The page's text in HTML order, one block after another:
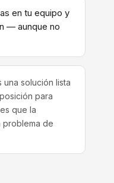
en tu equipo y
— aunque no
una solución lista
para
que la
problema de